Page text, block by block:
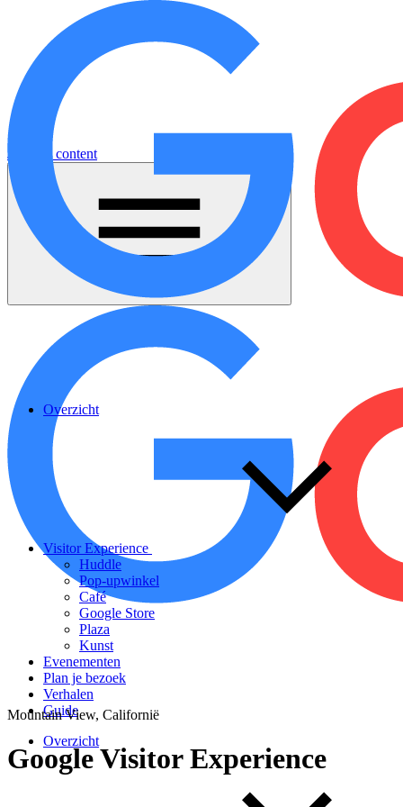
Jump to content
Overzicht
Visitor Experience
Huddle
Pop-upwinkel
Café
Google Store
Plaza
Kunst
Evenementen
Plan je bezoek
Verhalen
Guide
Overzicht
Mountain View, Californië
GoogleVisitor Experience